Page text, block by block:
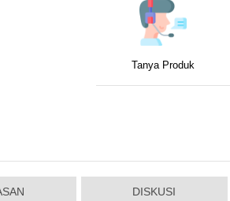
Tanya Produk
DISKUSI